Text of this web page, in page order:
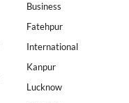
Business
Fatehpur
International
Kanpur
Lucknow